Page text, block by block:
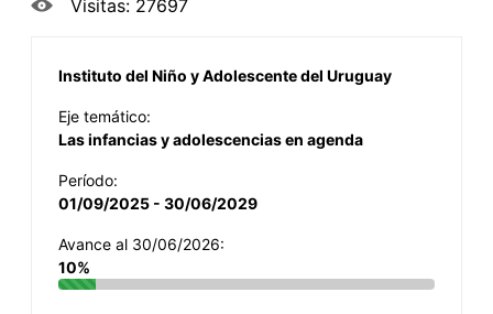
Visitas: 27697
Instituto del Niño y Adolescente del Uruguay
Eje temático:
Las infancias y adolescencias en agenda
Período:
01/09/2025 - 30/06/2029
Avance al 30/06/2026:
10%